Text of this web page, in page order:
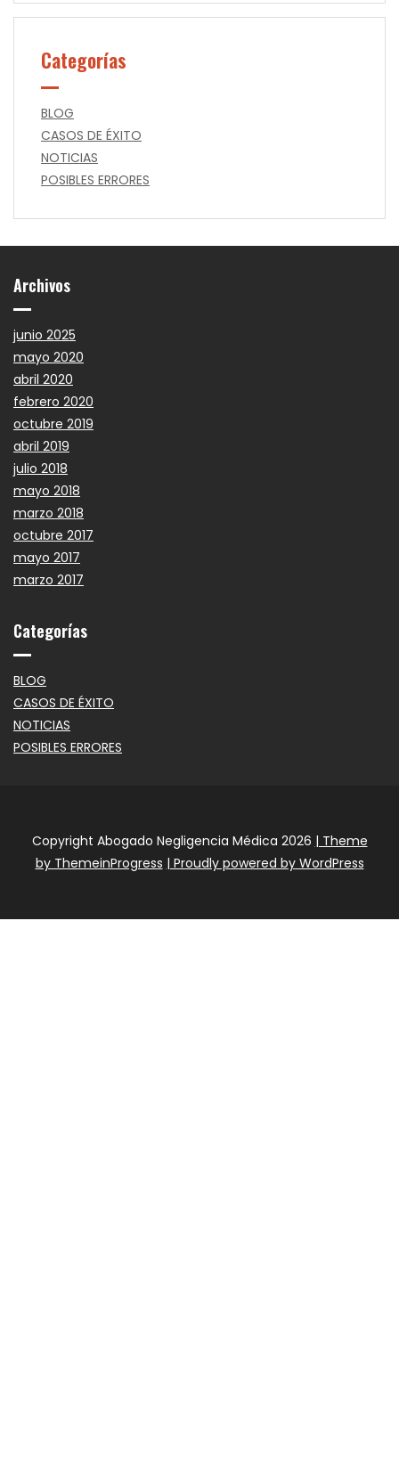
Categorías
BLOG
CASOS DE ÉXITO
NOTICIAS
POSIBLES ERRORES
Archivos
junio 2025
mayo 2020
abril 2020
febrero 2020
octubre 2019
abril 2019
julio 2018
mayo 2018
marzo 2018
octubre 2017
mayo 2017
marzo 2017
Categorías
BLOG
CASOS DE ÉXITO
NOTICIAS
POSIBLES ERRORES
Copyright Abogado Negligencia Médica 2026 | Theme
by ThemeinProgress | Proudly powered by WordPress